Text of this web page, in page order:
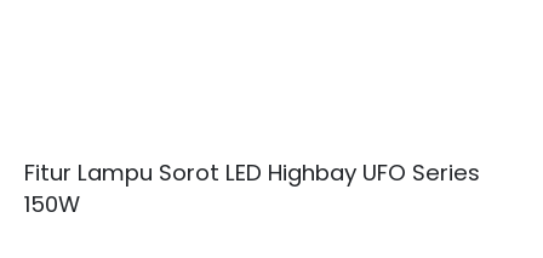
Fitur Lampu Sorot LED Highbay UFO Series
150W